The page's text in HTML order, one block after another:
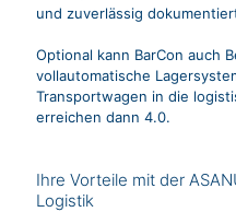
und zuverlässig
Optional kann BarCon auch
vollautomatische
Transportwagen in die
erreichen dann 4.0.
Ihre Vorteile mit der
Logistik